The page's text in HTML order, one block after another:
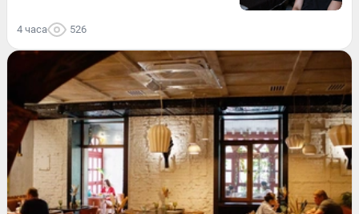
4 часа 526